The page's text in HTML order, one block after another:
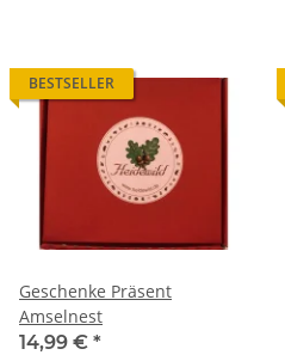
BESTSELLER
Geschenke Präsent
Amselnest
14,99 € *